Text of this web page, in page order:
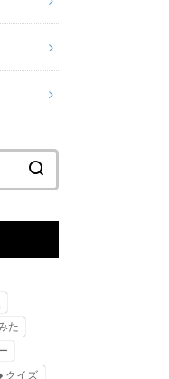
た
クイズ